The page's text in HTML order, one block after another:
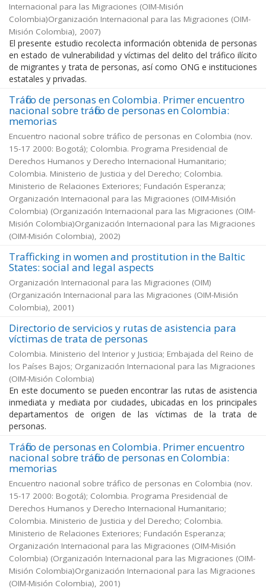
Internacional para las Migraciones (OIM-Misión
Colombia)Organización Internacional para las Migraciones (OIM-
Misión Colombia), 2007)
El presente estudio recolecta información obtenida de personas
en estado de vulnerabilidad y víctimas del delito del tráfico ilícito
de migrantes y trata de personas, así como ONG e instituciones
estatales y privadas.
Tráfico de personas en Colombia. Primer encuentro
nacional sobre tráfico de personas en Colombia:
memorias
Encuentro nacional sobre tráfico de personas en Colombia (nov.
15-17 2000: Bogotá); Colombia. Programa Presidencial de
Derechos Humanos y Derecho Internacional Humanitario;
Colombia. Ministerio de Justicia y del Derecho; Colombia.
Ministerio de Relaciones Exteriores; Fundación Esperanza;
Organización Internacional para las Migraciones (OIM-Misión
Colombia) (Organización Internacional para las Migraciones (OIM-
Misión Colombia)Organización Internacional para las Migraciones
(OIM-Misión Colombia), 2002)
Trafficking in women and prostitution in the Baltic
States: social and legal aspects
Organización Internacional para las Migraciones (OIM)
(Organización Internacional para las Migraciones (OIM-Misión
Colombia), 2001)
Directorio de servicios y rutas de asistencia para
víctimas de trata de personas
Colombia. Ministerio del Interior y Justicia; Embajada del Reino de
los Países Bajos; Organización Internacional para las Migraciones
(OIM-Misión Colombia)
En este documento se pueden encontrar las rutas de asistencia
inmediata y mediata por ciudades, ubicadas en los principales
departamentos de origen de las víctimas de la trata de
personas.
Tráfico de personas en Colombia. Primer encuentro
nacional sobre tráfico de personas en Colombia:
memorias
Encuentro nacional sobre tráfico de personas en Colombia (nov.
15-17 2000: Bogotá); Colombia. Programa Presidencial de
Derechos Humanos y Derecho Internacional Humanitario;
Colombia. Ministerio de Justicia y del Derecho; Colombia.
Ministerio de Relaciones Exteriores; Fundación Esperanza;
Organización Internacional para las Migraciones (OIM-Misión
Colombia) (Organización Internacional para las Migraciones (OIM-
Misión Colombia)Organización Internacional para las Migraciones
(OIM-Misión Colombia), 2001)